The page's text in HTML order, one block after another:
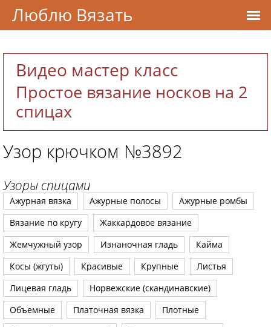
Видео мастер класс
Простое вязание носков на 2
спицах
Узор крючком №3892
Узоры спицами
Ажурная вязка Ажурные полосы
Ажурные ромбы
Вязание по кругу
Жаккардовое вязание
Жемчужный узор
Изнаночная гладь
Кайма
Косы (жгуты)
Красивые Крупные
Листья
Лицевая гладь
Норвежские (скандинавские)
Объемные
Платочная вязка
Плотные
Люблю Вязать